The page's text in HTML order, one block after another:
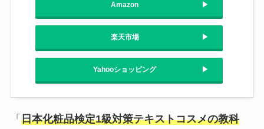
Amazon
楽天市場
Yahooショッピング
「 日本化粧品検定1級対策テキストコスメの教科